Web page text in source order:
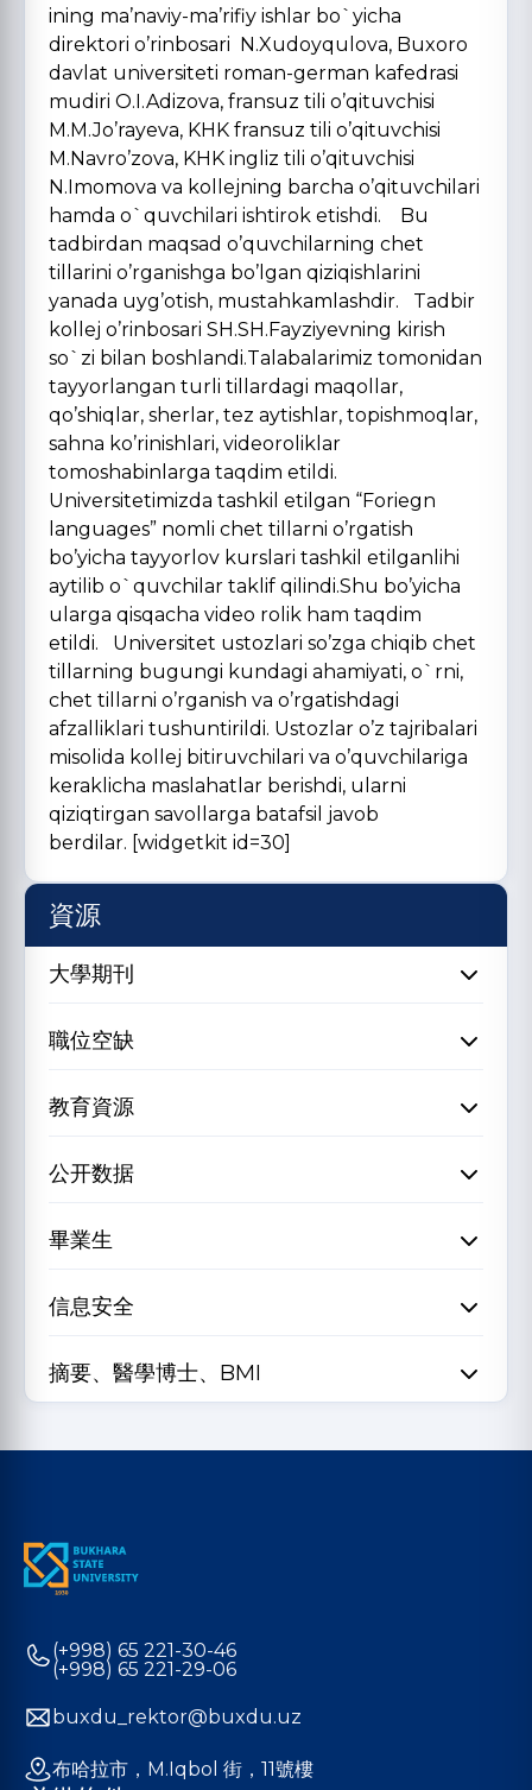
ining ma’naviy-ma’rifiy ishlar bo`yicha
direktori o’rinbosari N.Xudoyqulova, Buxoro
davlat universiteti roman-german kafedrasi
mudiri O.I.Adizova, fransuz tili o’qituvchisi
M.M.Jo’rayeva, KHK fransuz tili o’qituvchisi
M.Navro’zova, KHK ingliz tili o’qituvchisi
N.Imomova va kollejning barcha o’qituvchilari
hamda o`quvchilari ishtirok etishdi. Bu
tadbirdan maqsad o’quvchilarning chet
tillarini o’rganishga bo’lgan qiziqishlarini
yanada uyg’otish, mustahkamlashdir. Tadbir
kollej o’rinbosari SH.SH.Fayziyevning kirish
so`zi bilan boshlandi.Talabalarimiz tomonidan
tayyorlangan turli tillardagi maqollar,
qo’shiqlar, sherlar, tez aytishlar, topishmoqlar,
sahna ko’rinishlari, videoroliklar
tomoshabinlarga taqdim etildi.
Universitetimizda tashkil etilgan “Foriegn
languages” nomli chet tillarni o’rgatish
bo’yicha tayyorlov kurslari tashkil etilganlihi
aytilib o`quvchilar taklif qilindi.Shu bo’yicha
ularga qisqacha video rolik ham taqdim
etildi. Universitet ustozlari so’zga chiqib chet
tillarning bugungi kundagi ahamiyati, o`rni,
chet tillarni o’rganish va o’rgatishdagi
afzalliklari tushuntirildi. Ustozlar o’z tajribalari
misolida kollej bitiruvchilari va o’quvchilariga
keraklicha maslahatlar berishdi, ularni
qiziqtirgan savollarga batafsil javob
berdilar. [widgetkit id=30]
資源
大學期刊
職位空缺
教育資源
公开数据
畢業生
信息安全
摘要、醫學博士、BMI
(+998) 65 221-30-46
(+998) 65 221-29-06
buxdu_rektor@buxdu.uz
布哈拉市，M.Iqbol 街，11號樓